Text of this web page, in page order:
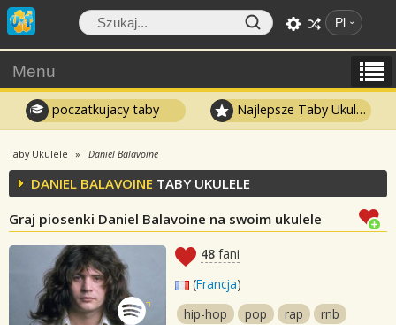
Pl
Menu
poczatkujacy taby Najlepsze Taby Ukulele
Taby Ukulele Daniel Balavoine
DANIEL BALAVOINE TABY UKULELE
Graj piosenki Daniel Balavoine na swoim ukulele
48 fani
(Francja)
hip-hop
pop rap
rnb